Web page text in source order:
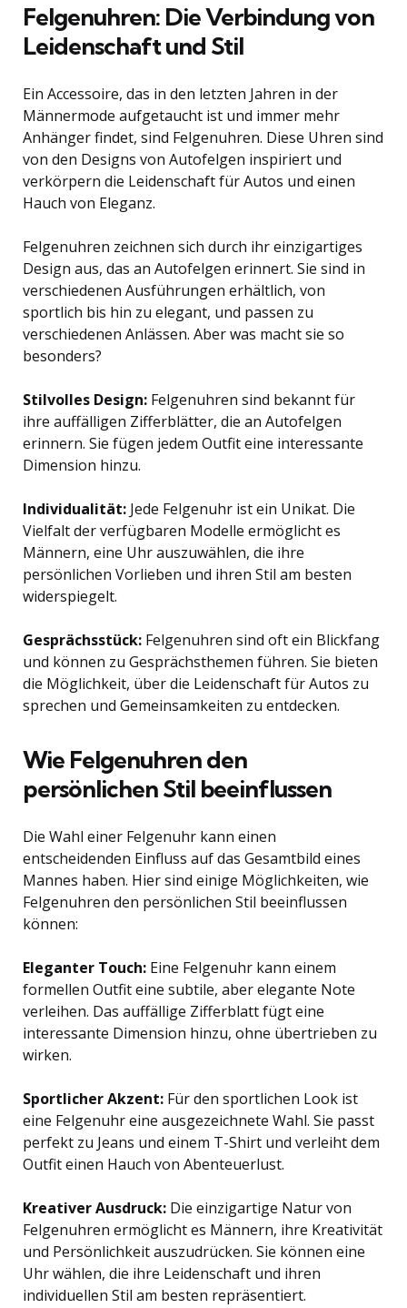
Felgenuhren: Die Verbindung von
Leidenschaft und Stil
Ein Accessoire, das in den letzten Jahren in der
Männermode aufgetaucht ist und immer mehr
Anhänger findet, sind Felgenuhren. Diese Uhren sind
von den Designs von Autofelgen inspiriert und
verkörpern die Leidenschaft für Autos und einen
Hauch von Eleganz.
Felgenuhren zeichnen sich durch ihr einzigartiges
Design aus, das an Autofelgen erinnert. Sie sind in
verschiedenen Ausführungen erhältlich, von
sportlich bis hin zu elegant, und passen zu
verschiedenen Anlässen. Aber was macht sie so
besonders?
Stilvolles Design: Felgenuhren sind bekannt für
ihre auffälligen Zifferblätter, die an Autofelgen
erinnern. Sie fügen jedem Outfit eine interessante
Dimension hinzu.
Individualität: Jede Felgenuhr ist ein Unikat. Die
Vielfalt der verfügbaren Modelle ermöglicht es
Männern, eine Uhr auszuwählen, die ihre
persönlichen Vorlieben und ihren Stil am besten
widerspiegelt.
Gesprächsstück: Felgenuhren sind oft ein Blickfang
und können zu Gesprächsthemen führen. Sie bieten
die Möglichkeit, über die Leidenschaft für Autos zu
sprechen und Gemeinsamkeiten zu entdecken.
Wie Felgenuhren den
persönlichen Stil beeinflussen
Die Wahl einer Felgenuhr kann einen
entscheidenden Einfluss auf das Gesamtbild eines
Mannes haben. Hier sind einige Möglichkeiten, wie
Felgenuhren den persönlichen Stil beeinflussen
können:
Eleganter Touch: Eine Felgenuhr kann einem
formellen Outfit eine subtile, aber elegante Note
verleihen. Das auffällige Zifferblatt fügt eine
interessante Dimension hinzu, ohne übertrieben zu
wirken.
Sportlicher Akzent: Für den sportlichen Look ist
eine Felgenuhr eine ausgezeichnete Wahl. Sie passt
perfekt zu Jeans und einem T-Shirt und verleiht dem
Outfit einen Hauch von Abenteuerlust.
Kreativer Ausdruck: Die einzigartige Natur von
Felgenuhren ermöglicht es Männern, ihre Kreativität
und Persönlichkeit auszudrücken. Sie können eine
Uhr wählen, die ihre Leidenschaft und ihren
individuellen Stil am besten repräsentiert.